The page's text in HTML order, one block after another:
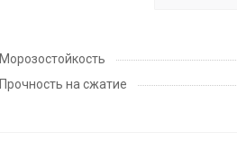
Морозостойкость
Прочность на сжатие